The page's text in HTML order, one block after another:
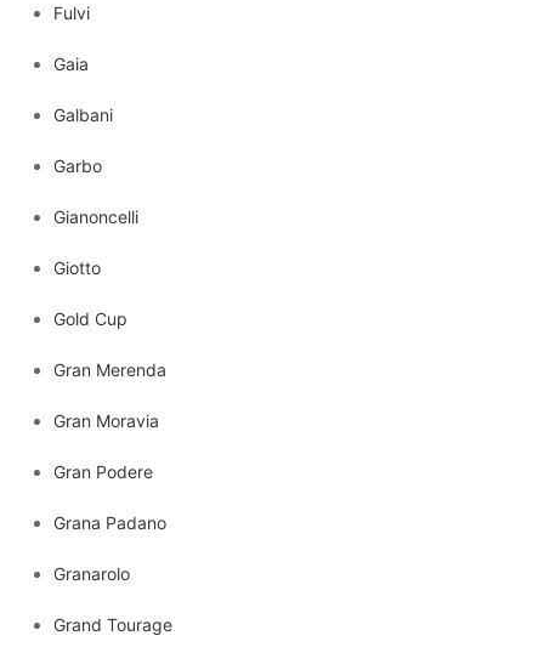
Fulvi
Gaia
Galbani
Garbo
Gianoncelli
Giotto
Gold Cup
Gran Merenda
Gran Moravia
Gran Podere
Grana Padano
Granarolo
Grand Tourage